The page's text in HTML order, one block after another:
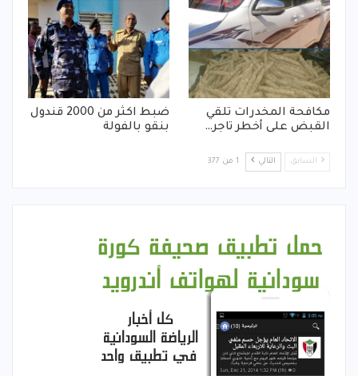
مكافحة المخدرات تلقي
القبض على أخطر تاجر…
ضبط اكثر من 2000 قندول
بنقو بالفولة
السابق التالي 1 من 377